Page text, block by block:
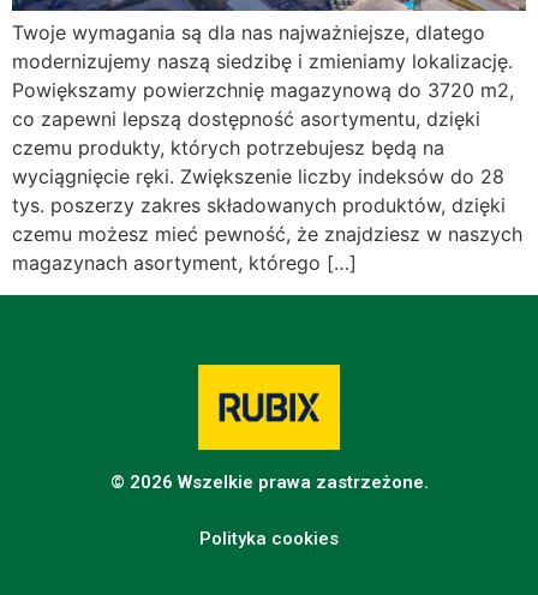
Twoje wymagania są dla nas najważniejsze, dlatego
modernizujemy naszą siedzibę i zmieniamy lokalizację.
Powiększamy powierzchnię magazynową do 3720 m2,
co zapewni lepszą dostępność asortymentu, dzięki
czemu produkty, których potrzebujesz będą na
wyciągnięcie ręki. Zwiększenie liczby indeksów do 28
tys. poszerzy zakres składowanych produktów, dzięki
czemu możesz mieć pewność, że znajdziesz w naszych
magazynach asortyment, którego […]
© 2026 Wszelkie prawa zastrzeżone.
Polityka cookies